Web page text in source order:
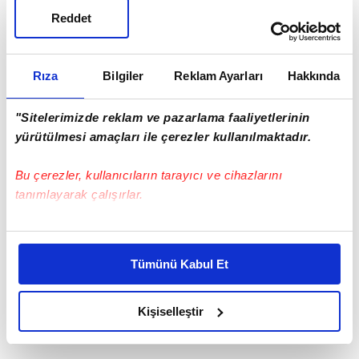
Rıza Bilgiler Reklam Ayarları Hakkında
"Sitelerimizde reklam ve pazarlama faaliyetlerinin
yürütülmesi amaçları ile çerezler kullanılmaktadır.
Bu çerezler, kullanıcıların tarayıcı ve cihazlarını
tanımlayarak çalışırlar.
Bu çerezlere izin vermeniz halinde sizlere özel
daha iyi reklam deneyimi yaşatabiliriz. Bunu yaparken
amacımızın size daha iyi bir reklam deneyimi sunmak
olduğunu ve sizlere en iyi içerikleri sunabilmek adına
elimizden gelen çabayı gösterdiğimizi ve bu noktada,
reklamların maliyetlerimizi karşılamak noktasında tek gelir
Tümünü Kabul Et
Kişiselleştir
Reddet